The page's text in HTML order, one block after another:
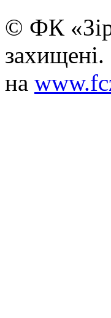
© ФК
захищені.
на